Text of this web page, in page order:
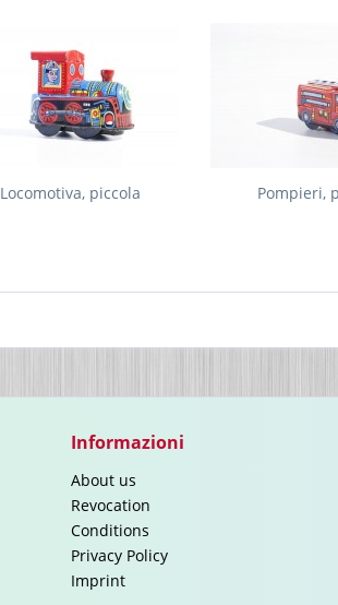
Locomotiva, piccola Pompieri,
Informazioni
About us
Revocation
Conditions
Privacy Policy
Imprint